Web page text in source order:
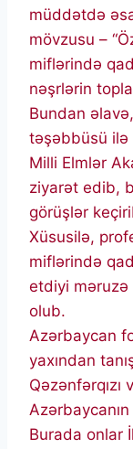
müddətdə
mövzusu –
miflərində
nəşrlərin
Bundan
təşəbbüsü ilə
Milli Elmlər
ziyarət edib,
görüşlər
Xüsusilə,
miflərində
etdiyi məruzə
olub.
Azərbaycan
yaxından
Burada onlar